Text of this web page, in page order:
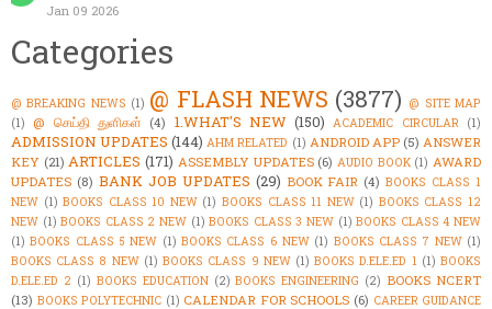
Jan 09 2026
Categories
@ BREAKING NEWS (1) @ FLASH NEWS (3877) @ SITE MAP
(1) @ செய்தி துளிகள் (4) 1.WHAT'S NEW (150) ACADEMIC CIRCULAR (1)
ADMISSION UPDATES (144) AHM RELATED (1) ANDROID APP (5) ANSWER
KEY (21) ARTICLES (171) ASSEMBLY UPDATES (6) AUDIO BOOK (1) AWARD
UPDATES (8) BANK JOB UPDATES (29) BOOK FAIR (4) BOOKS CLASS 1
NEW (1) BOOKS CLASS 10 NEW (1) BOOKS CLASS 11 NEW (1) BOOKS CLASS 12
NEW (1) BOOKS CLASS 2 NEW (1) BOOKS CLASS 3 NEW (1) BOOKS CLASS 4 NEW
(1) BOOKS CLASS 5 NEW (1) BOOKS CLASS 6 NEW (1) BOOKS CLASS 7 NEW (1)
BOOKS CLASS 8 NEW (1) BOOKS CLASS 9 NEW (1) BOOKS D.ELE.ED 1 (1) BOOKS
D.ELE.ED 2 (1) BOOKS EDUCATION (2) BOOKS ENGINEERING (2) BOOKS NCERT
(13) BOOKS POLYTECHNIC (1) CALENDAR FOR SCHOOLS (6) CAREER GUIDANCE